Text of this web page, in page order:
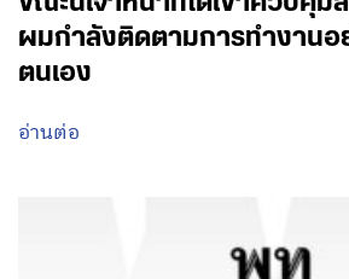
ผมกำลังติดตามการทำงานอ
ตนเอง
อ่านต่อ